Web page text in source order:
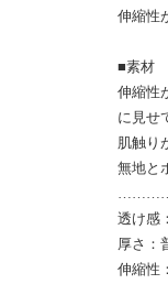
伸縮性
■素材
伸縮性
に見せ
肌触り
無地と
透け感
厚さ：
伸縮性